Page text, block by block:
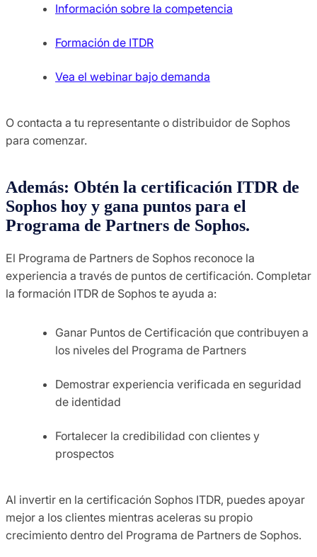
Información sobre la competencia
Formación de ITDR
Vea el webinar bajo demanda
O contacta a tu representante o distribuidor de Sophos
para comenzar.
Además: Obtén la certificación ITDR de
Sophos hoy y gana puntos para el
Programa de Partners de Sophos.
El Programa de Partners de Sophos reconoce la
experiencia a través de puntos de certificación. Completar
la formación ITDR de Sophos te ayuda a:
Ganar Puntos de Certificación que contribuyen a
los niveles del Programa de Partners
Demostrar experiencia verificada en seguridad
de identidad
Fortalecer la credibilidad con clientes y
prospectos
Al invertir en la certificación Sophos ITDR, puedes apoyar
mejor a los clientes mientras aceleras su propio
crecimiento dentro del Programa de Partners de Sophos.